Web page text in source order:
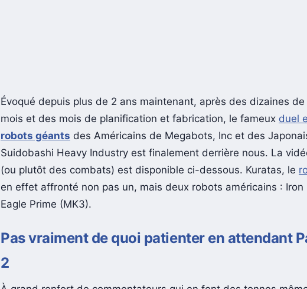
Évoqué depuis plus de 2 ans maintenant, après des dizaines
mois et des mois de planification et fabrication, le fameux duel
robots géants des Américains de Megabots, Inc et des
Suidobashi Heavy Industry est finalement derrière nous. La
(ou plutôt des combats) est disponible ci-dessous. Kuratas, le
en effet affronté non pas un, mais deux robots américains : Iron
Eagle Prime (MK3).
Pas vraiment de quoi patienter en attendant
2